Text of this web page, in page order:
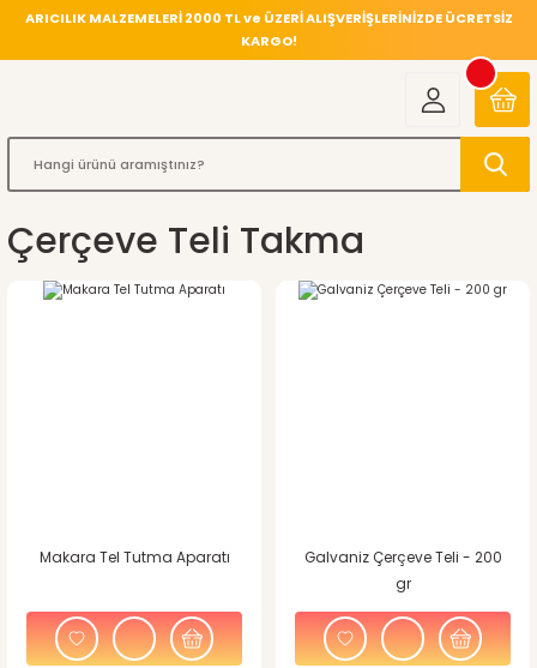
ARICILIK MALZEMELERİ 2000 TL ve ÜZERİ ALIŞVERİŞLERİNİZDE ÜCRETSİZ
KARGO!
Çerçeve Teli Takma
Makara Tel Tutma Aparatı
Galvaniz Çerçeve Teli - 200
gr